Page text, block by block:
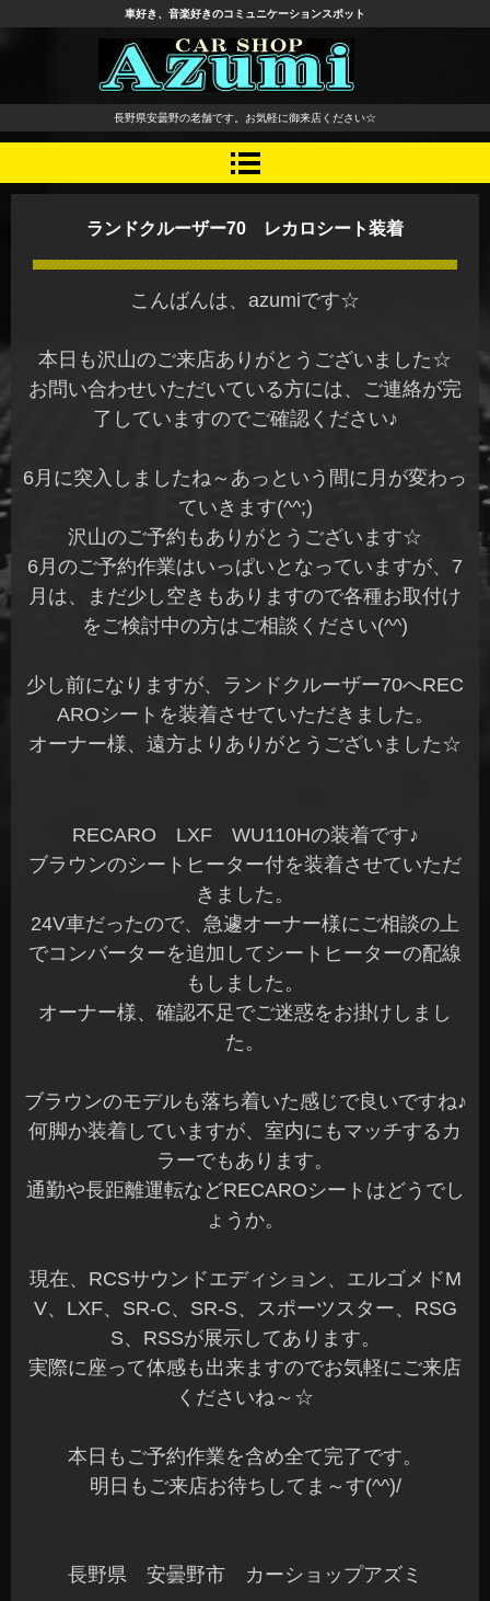
長野県 安曇野市 タイヤ ホ
イール デッドニング カーオ
ーディオ レカロシート
車好き、音楽好きのコミュニケーションスポット
長野県安曇野の老舗です。お気軽に御来店ください☆
ランドクルーザー70 レカロシート装着
こんばんは、azumiです☆
本日も沢山のご来店ありがとうございました☆
お問い合わせいただいている方には、ご連絡が完
了していますのでご確認ください♪
6月に突入しましたね～あっという間に月が変わっ
ていきます(^^;)
沢山のご予約もありがとうございます☆
6月のご予約作業はいっぱいとなっていますが、7
月は、まだ少し空きもありますので各種お取付け
をご検討中の方はご相談ください(^^)
少し前になりますが、ランドクルーザー70へREC
AROシートを装着させていただきました。
オーナー様、遠方よりありがとうございました☆
RECARO LXF WU110Hの装着です♪
ブラウンのシートヒーター付を装着させていただ
きました。
24V車だったので、急遽オーナー様にご相談の上
でコンバーターを追加してシートヒーターの配線
もしました。
オーナー様、確認不足でご迷惑をお掛けしまし
た。
ブラウンのモデルも落ち着いた感じで良いですね♪
何脚か装着していますが、室内にもマッチするカ
ラーでもあります。
通勤や長距離運転などRECAROシートはどうでし
ょうか。
現在、RCSサウンドエディション、エルゴメドM
V、LXF、SR-C、SR-S、スポーツスター、RSG
S、RSSが展示してあります。
実際に座って体感も出来ますのでお気軽にご来店
くださいね～☆
本日もご予約作業を含め全て完了です。
明日もご来店お待ちしてま～す(^^)/
長野県 安曇野市 カーショップアズミ